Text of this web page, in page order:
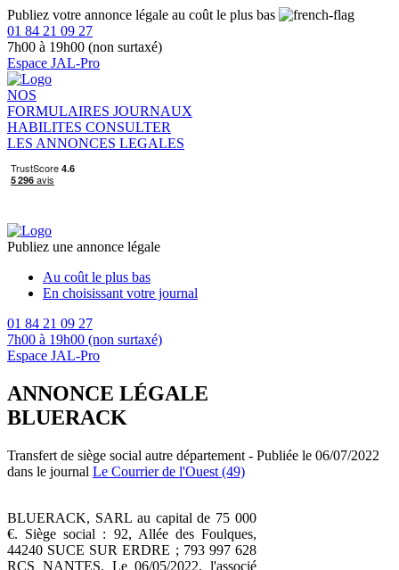
Publiez votre annonce légale au coût le plus bas
01 84 21 09 27
7h00 à 19h00 (non surtaxé)
Espace JAL-Pro
NOS
FORMULAIRES JOURNAUX
HABILITES CONSULTER
LES ANNONCES LEGALES
Publiez une annonce légale
Au coût le plus bas
En choisissant votre journal
01 84 21 09 27
7h00 à 19h00 (non surtaxé)
Espace JAL-Pro
ANNONCE LÉGALE
BLUERACK
Transfert de siège social autre département - Publiée le 06/07/2022
dans le journal Le Courrier de l'Ouest (49)
BLUERACK, SARL au capital de 75 000
€. Siège social : 92, Allée des Foulques,
44240 SUCE SUR ERDRE ; 793 997 628
RCS NANTES. Le 06/05/2022, l'associé